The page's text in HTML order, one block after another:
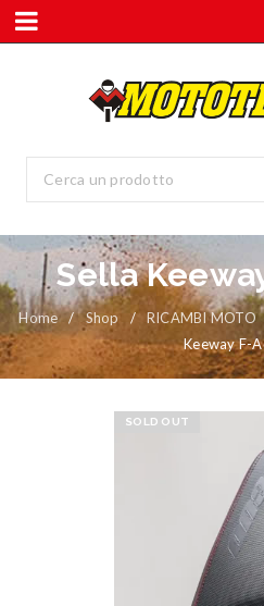
Sella
Home / Shop / RICAMBI MOTO
Keeway F-
SOLD OUT